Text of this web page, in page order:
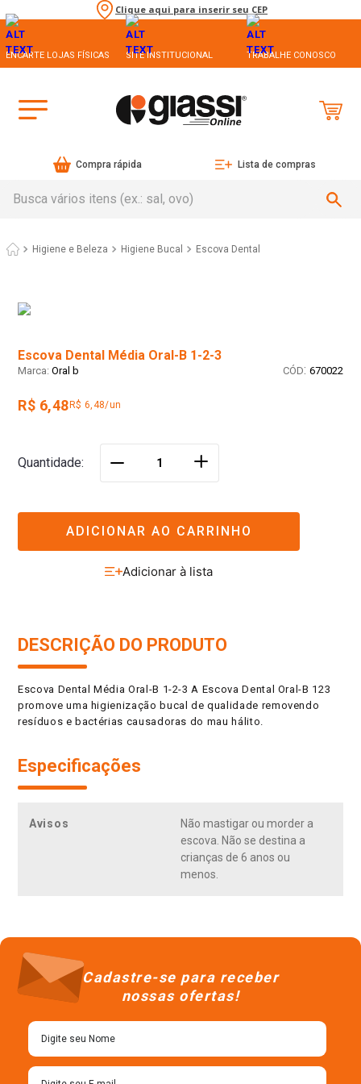
Clique aqui para inserir seu CEP
ENCARTE LOJAS FÍSICAS SITE INSTITUCIONAL TRABALHE CONOSCO
Compra rápida Lista de compras
Higiene e Beleza Higiene Bucal Escova Dental
Escova Dental Média Oral-B 1-2-3
Oral b : 670022
R$ 6,48 R$ 6,48/un
Quantidade ＋
ADICIONAR AO CARRINHO
DESCRIÇÃO DO PRODUTO
Escova Dental Média Oral-B 1-2-3 A Escova Dental Oral-B 123
promove uma higienização bucal de qualidade removendo
resíduos e bactérias causadoras do mau hálito.
Especificações
Avisos
Não mastigar ou morder a
escova. Não se destina a
crianças de 6 anos ou
menos.
Cadastre-se para receber
nossas ofertas!